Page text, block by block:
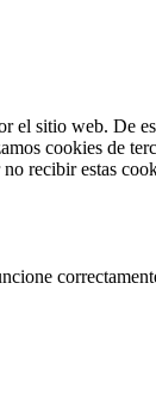
sitio web. De
cookies de
recibir estas